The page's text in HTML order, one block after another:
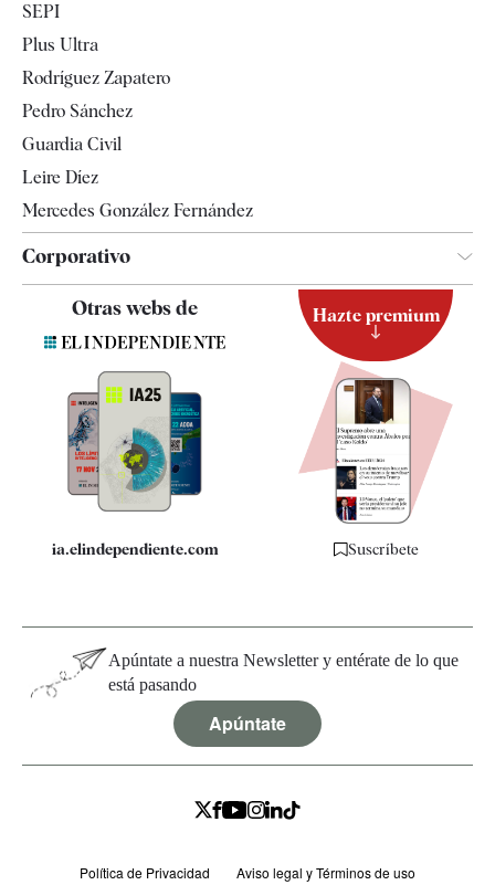
Televisión
SEPI
Plus Ultra
Rodríguez Zapatero
Pedro Sánchez
Guardia Civil
Leire Díez
Mercedes González Fernández
Corporativo
Contacto
Quiénes somos
Especificaciones
Otras webs de
ia.elindependiente.com
Hazte premium
Suscríbete
Apúntate a nuestra Newsletter y entérate de lo que
está pasando
Apúntate
Política de Privacidad Aviso legal y Términos de uso